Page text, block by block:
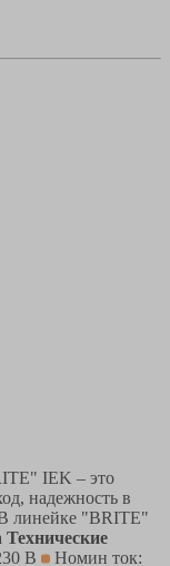
IEK – это
надежность в
линейке "BRITE"
Технические
В
Номин ток: